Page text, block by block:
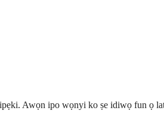
Awọn ipo wọnyi ko ṣe idiwọ fun ọ